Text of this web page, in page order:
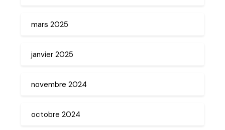
mars 2025
janvier 2025
novembre 2024
octobre 2024